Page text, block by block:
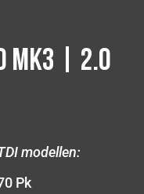
MK3 | 2.0
modellen:
Pk